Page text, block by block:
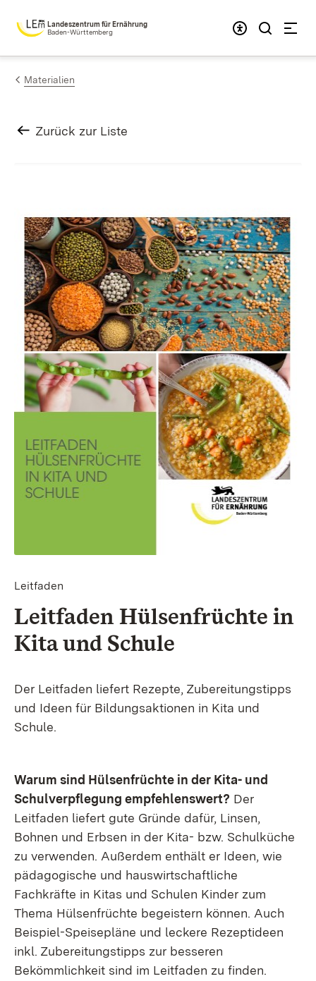
Zum Inhalt springen
Landeszentrum für Ernährung
Baden-Württemberg
Materialien
Zurück zur Liste
Leitfaden
Leitfaden Hülsenfrüchte in
Kita und Schule
Der Leitfaden liefert Rezepte, Zubereitungstipps
und Ideen für Bildungsaktionen in Kita und
Schule.
Warum sind Hülsenfrüchte in der Kita- und
Schulverpflegung empfehlenswert? Der
Leitfaden liefert gute Gründe dafür, Linsen,
Bohnen und Erbsen in der Kita- bzw. Schulküche
zu verwenden. Außerdem enthält er Ideen, wie
pädagogische und hauswirtschaftliche
Fachkräfte in Kitas und Schulen Kinder zum
Thema Hülsenfrüchte begeistern können. Auch
Beispiel-Speisepläne und leckere Rezeptideen
inkl. Zubereitungstipps zur besseren
Bekömmlichkeit sind im Leitfaden zu finden.